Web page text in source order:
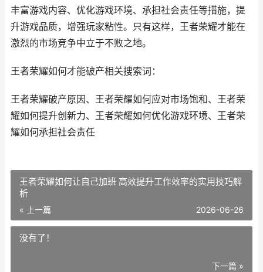
丰富游戏内容、优化游戏环境、承担社会责任等措施，提
升游戏品质，增强玩家粘性。只有这样，王者荣耀才能在
激烈的市场竞争中立于不败之地。
王者荣耀如何才能破产相关搜索词：
王者荣耀破产原因、王者荣耀如何应对市场饱和、王者荣
耀如何提升创新力、王者荣耀如何优化游戏环境、王者荣
耀如何承担社会责任
王者荣耀如何让自己加班 高效提升工作效率的实用技巧解
析
« 上一篇 2026-06-26
没有了！
下一篇 »